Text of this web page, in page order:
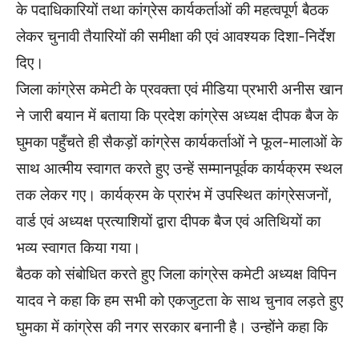
के पदाधिकारियों तथा कांग्रेस कार्यकर्ताओं की महत्वपूर्ण बैठक
लेकर चुनावी तैयारियों की समीक्षा की एवं आवश्यक दिशा-निर्देश
दिए।
जिला कांग्रेस कमेटी के प्रवक्ता एवं मीडिया प्रभारी अनीस खान
ने जारी बयान में बताया कि प्रदेश कांग्रेस अध्यक्ष दीपक बैज के
घुमका पहुँचते ही सैकड़ों कांग्रेस कार्यकर्ताओं ने फूल-मालाओं के
साथ आत्मीय स्वागत करते हुए उन्हें सम्मानपूर्वक कार्यक्रम स्थल
तक लेकर गए। कार्यक्रम के प्रारंभ में उपस्थित कांग्रेसजनों,
वार्ड एवं अध्यक्ष प्रत्याशियों द्वारा दीपक बैज एवं अतिथियों का
भव्य स्वागत किया गया।
बैठक को संबोधित करते हुए जिला कांग्रेस कमेटी अध्यक्ष विपिन
यादव ने कहा कि हम सभी को एकजुटता के साथ चुनाव लड़ते हुए
घुमका में कांग्रेस की नगर सरकार बनानी है। उन्होंने कहा कि